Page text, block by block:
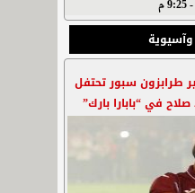
وآسيوية
طرابزون سبور تحتفل
في “بابارا بارك”